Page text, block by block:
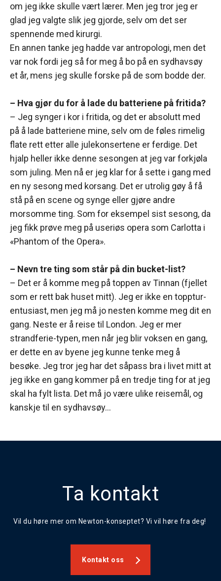
om jeg ikke skulle vært lærer. Men jeg tror jeg er
glad jeg valgte slik jeg gjorde, selv om det ser
spennende med kirurgi.
En annen tanke jeg hadde var antropologi, men det
var nok fordi jeg så for meg å bo på en sydhavsøy
et år, mens jeg skulle forske på de som bodde der.
– Hva gjør du for å lade du batteriene på fritida?
– Jeg synger i kor i fritida, og det er absolutt med
på å lade batteriene mine, selv om de føles rimelig
flate rett etter alle julekonsertene er ferdige. Det
hjalp heller ikke denne sesongen at jeg var forkjøla
som juling. Men nå er jeg klar for å sette i gang med
en ny sesong med korsang. Det er utrolig gøy å få
stå på en scene og synge eller gjøre andre
morsomme ting. Som for eksempel sist sesong, da
jeg fikk prøve meg på useriøs opera som Carlotta i
«Phantom of the Opera».
– Nevn tre ting som står på din bucket-list?
– Det er å komme meg på toppen av Tinnan (fjellet
som er rett bak huset mitt). Jeg er ikke en topptur-
entusiast, men jeg må jo nesten komme meg dit en
gang. Neste er å reise til London. Jeg er mer
strandferie-typen, men når jeg blir voksen en gang,
er dette en av byene jeg kunne tenke meg å
besøke. Jeg tror jeg har det såpass bra i livet mitt at
jeg ikke en gang kommer på en tredje ting for at jeg
skal ha fylt lista. Det må jo være ulike reisemål, og
kanskje til en sydhavsøy…
Ta kontakt
Vil du høre mer om Newton-konseptet? Vi vil høre fra deg!
Kontakt oss